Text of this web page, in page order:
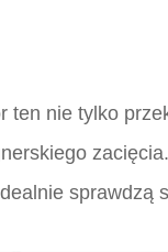
nie tylko
sprawdzą